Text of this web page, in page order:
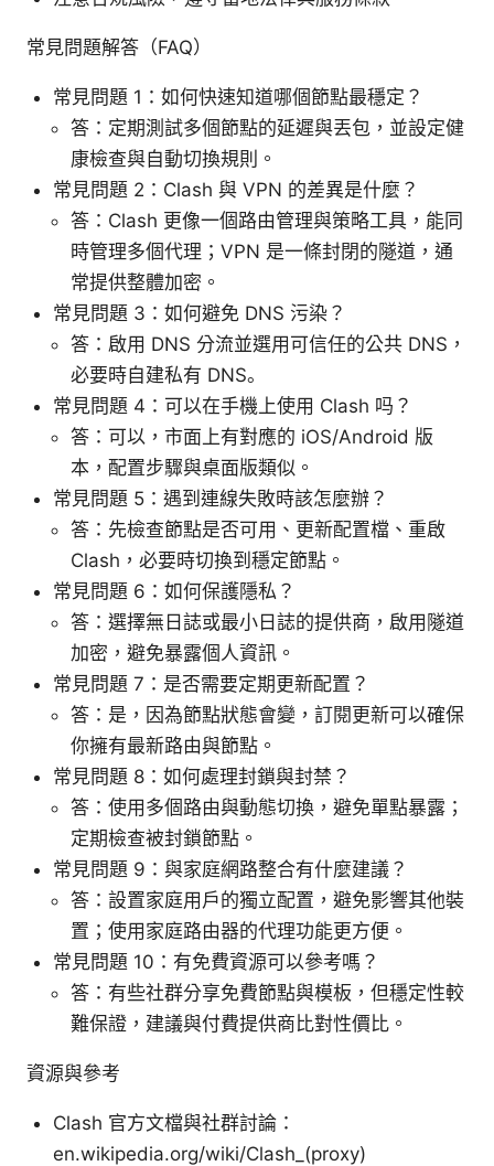
常見問題解答（FAQ）
常見問題 1：如何快速知道哪個節點最穩定？
答：定期測試多個節點的延遲與丟包，並設定健
康檢查與自動切換規則。
常見問題 2：Clash 與 VPN 的差異是什麼？
答：Clash 更像一個路由管理與策略工具，能同
時管理多個代理；VPN 是一條封閉的隧道，通
常提供整體加密。
常見問題 3：如何避免 DNS 污染？
答：啟用 DNS 分流並選用可信任的公共 DNS，
必要時自建私有 DNS。
常見問題 4：可以在手機上使用 Clash 吗？
答：可以，市面上有對應的 iOS/Android 版
本，配置步驟與桌面版類似。
常見問題 5：遇到連線失敗時該怎麼辦？
答：先檢查節點是否可用、更新配置檔、重啟
Clash，必要時切換到穩定節點。
常見問題 6：如何保護隱私？
答：選擇無日誌或最小日誌的提供商，啟用隧道
加密，避免暴露個人資訊。
常見問題 7：是否需要定期更新配置？
答：是，因為節點狀態會變，訂閱更新可以確保
你擁有最新路由與節點。
常見問題 8：如何處理封鎖與封禁？
答：使用多個路由與動態切換，避免單點暴露；
定期檢查被封鎖節點。
常見問題 9：與家庭網路整合有什麼建議？
答：設置家庭用戶的獨立配置，避免影響其他裝
置；使用家庭路由器的代理功能更方便。
常見問題 10：有免費資源可以參考嗎？
答：有些社群分享免費節點與模板，但穩定性較
難保證，建議與付費提供商比對性價比。
資源與參考
Clash 官方文檔與社群討論：
en.wikipedia.org/wiki/Clash_(proxy)